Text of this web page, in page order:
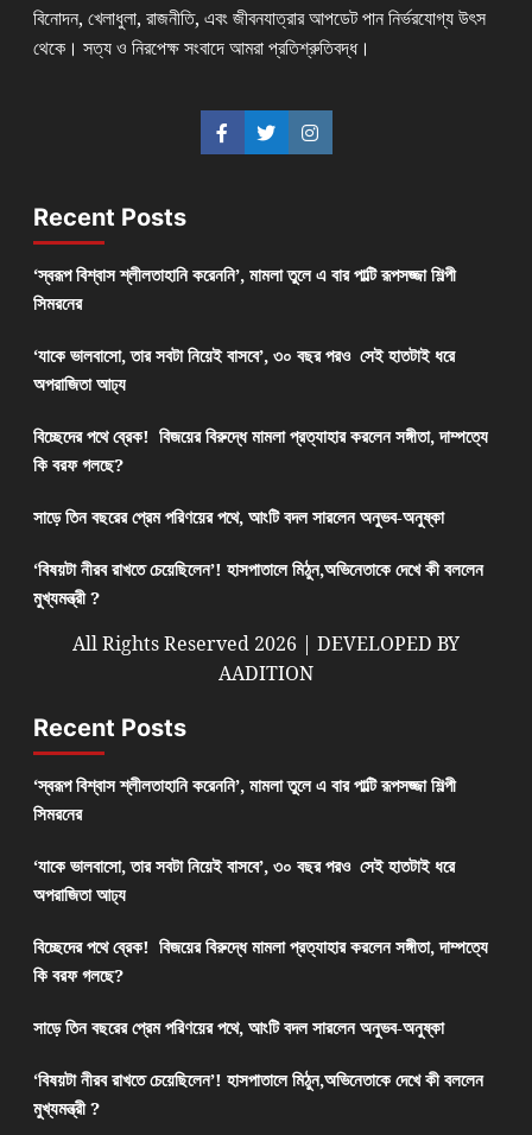
বিনোদন, খেলাধুলা, রাজনীতি, এবং জীবনযাত্রার আপডেট পান নির্ভরযোগ্য উৎস
থেকে। সত্য ও নিরপেক্ষ সংবাদে আমরা প্রতিশ্রুতিবদ্ধ।
Recent Posts
‘স্বরূপ বিশ্বাস শ্লীলতাহানি করেননি’, মামলা তুলে এ বার পাল্টি রূপসজ্জা শিল্পী
সিমরনের
‘যাকে ভালবাসো, তার সবটা নিয়েই বাসবে’, ৩০ বছর পরও সেই হাতটাই ধরে
অপরাজিতা আঢ্য
বিচ্ছেদের পথে ব্রেক! বিজয়ের বিরুদ্ধে মামলা প্রত্যাহার করলেন সঙ্গীতা, দাম্পত্যে
কি বরফ গলছে?
সাড়ে তিন বছরের প্রেম পরিণয়ের পথে, আংটি বদল সারলেন অনুভব-অনুষ্কা
‘বিষয়টা নীরব রাখতে চেয়েছিলেন’! হাসপাতালে মিঠুন,অভিনেতাকে দেখে কী বললেন
মুখ্যমন্ত্রী ?
All Rights Reserved 2026 | DEVELOPED BY
AADITION
Recent Posts
‘স্বরূপ বিশ্বাস শ্লীলতাহানি করেননি’, মামলা তুলে এ বার পাল্টি রূপসজ্জা শিল্পী
সিমরনের
‘যাকে ভালবাসো, তার সবটা নিয়েই বাসবে’, ৩০ বছর পরও সেই হাতটাই ধরে
অপরাজিতা আঢ্য
বিচ্ছেদের পথে ব্রেক! বিজয়ের বিরুদ্ধে মামলা প্রত্যাহার করলেন সঙ্গীতা, দাম্পত্যে
কি বরফ গলছে?
সাড়ে তিন বছরের প্রেম পরিণয়ের পথে, আংটি বদল সারলেন অনুভব-অনুষ্কা
‘বিষয়টা নীরব রাখতে চেয়েছিলেন’! হাসপাতালে মিঠুন,অভিনেতাকে দেখে কী বললেন
মুখ্যমন্ত্রী ?